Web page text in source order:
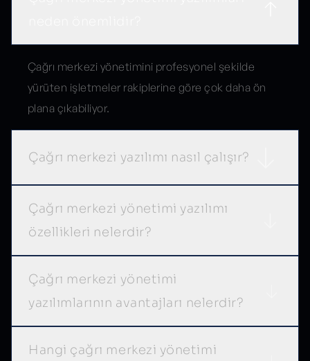
Çağrı merkezi yönetimini profesyonel şekilde
yürüten işletmeler rakiplerine göre çok daha ön
plana çıkabiliyor.
Çağrı merkezi yazılımı nasıl çalışır?
Çağrı merkezi yönetimi yazılımı
özellikleri nelerdir?
Çağrı merkezi yönetimi
yazılımlarının avantajları nelerdir?
Hangi çağrı merkezi yönetimi